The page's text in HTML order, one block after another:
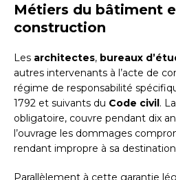
Métiers du bâtiment
construction
Les architectes, bureaux
autres intervenants à l’acte de
régime de responsabilité
1792 et suivants du Code civil. La
obligatoire, couvre pendant dix
l’ouvrage les dommages
rendant impropre à sa
Parallèlement à cette garantie